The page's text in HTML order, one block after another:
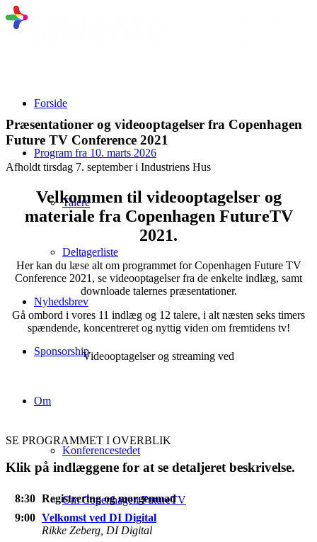
Forside
Program fra 10. marts 2026
Talere
Deltagerliste
Nyhedsbrev
Sponsorship
Om
Konferencestedet
Om Copenhagen FutureTV
Præsentationer og videooptagelser fra Copenhagen
Future TV Conference 2021
Afholdt tirsdag 7. september i Industriens Hus
Velkommen til videooptagelser og
materiale fra Copenhagen FutureTV
2021.
Her kan du læse alt om programmet for Copenhagen Future TV
Conference 2021, se videooptagelser fra de enkelte indlæg, samt
downloade talernes præsentationer.
Gå ombord i vores 11 indlæg og 12 talere, i alt næsten seks timers
spændende, koncentreret og nyttig viden om fremtidens tv!
Videooptagelser og streaming ved
SE PROGRAMMET I OVERBLIK
Klik på indlæggene for at se detaljeret beskrivelse.
8:30 Registrering og morgenmad
9:00 Velkomst ved DI Digital
Rikke Zeberg, DI Digital